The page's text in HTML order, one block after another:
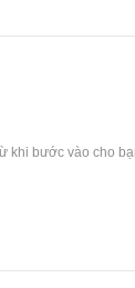
khi bước vào cho